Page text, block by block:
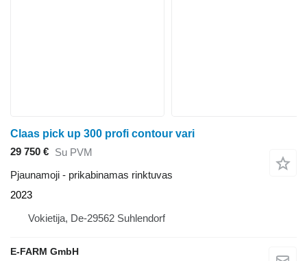
Claas pick up 300 profi contour vari
29 750 € Su PVM
Pjaunamoji - prikabinamas rinktuvas
2023
Vokietija, De-29562 Suhlendorf
E-FARM GmbH